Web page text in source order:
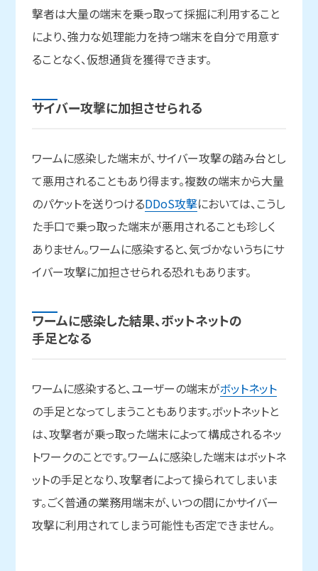
撃者は大量の端末を乗っ取って採掘に利用すること
により、強力な処理能力を持つ端末を自分で用意す
ることなく、仮想通貨を獲得できます。
サイバー攻撃に加担させられる
ワームに感染した端末が、サイバー攻撃の踏み台とし
て悪用されることもあり得ます。複数の端末から大量
のパケットを送りつけるDDoS攻撃においては、こうし
た手口で乗っ取った端末が悪用されることも珍しく
ありません。ワームに感染すると、気づかないうちにサ
イバー攻撃に加担させられる恐れもあります。
ワームに感染した結果、ボットネットの
手足となる
ワームに感染すると、ユーザーの端末がボットネット
の手足となってしまうこともあります。ボットネットと
は、攻撃者が乗っ取った端末によって構成されるネッ
トワークのことです。ワームに感染した端末はボットネ
ットの手足となり、攻撃者によって操られてしまいま
す。ごく普通の業務用端末が、いつの間にかサイバー
攻撃に利用されてしまう可能性も否定できません。